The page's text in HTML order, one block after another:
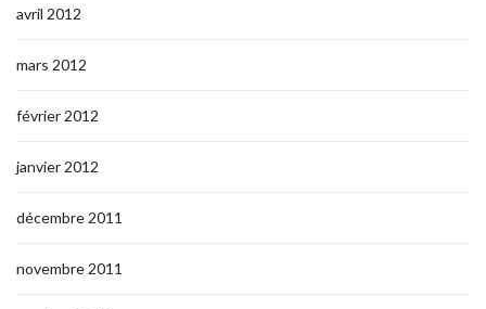
avril 2012
mars 2012
février 2012
janvier 2012
décembre 2011
novembre 2011